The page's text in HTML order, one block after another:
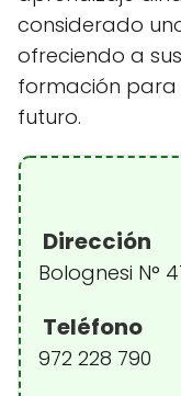
considerado
ofreciendo a
formación para
futuro.
Dirección
Bolognesi N°
Teléfono
972 228 790